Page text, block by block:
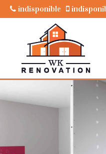
indisponible